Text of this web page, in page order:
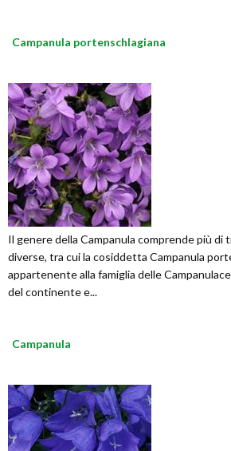
Campanula portenschlagiana
Il genere della Campanula comprende più di
diverse, tra cui la cosiddetta Campanula
appartenente alla famiglia delle
del continente e...
Campanula